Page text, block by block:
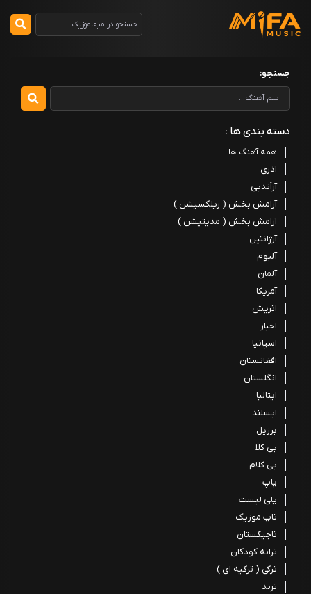
جستجو:
دسته بندی ها :
همه آهنگ ها
آذری
آراَندبی
آرامش بخش ( ریلکسیشن )
آرامش بخش ( مدیتیشن )
آرژانتین
آلبوم
آلمان
آمریکا
اتریش
اخبار
اسپانیا
افغانستان
انگلستان
ایتالیا
ایسلند
برزیل
بی کلا
بی کلام
پاپ
پلی لیست
تاپ موزیک
تاجیکستان
ترانه کودکان
ترکی ( ترکیه ای )
ترند